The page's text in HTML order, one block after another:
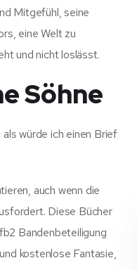
Mitgefühl, seine
eine Welt zu
und nicht loslässt.
Söhne
würde ich einen Brief
auch wenn die
Diese Bücher
Bandenbeteiligung
kostenlose Fantasie,